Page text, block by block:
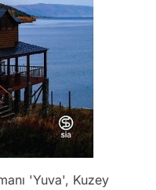
'Yuva', Kuzey